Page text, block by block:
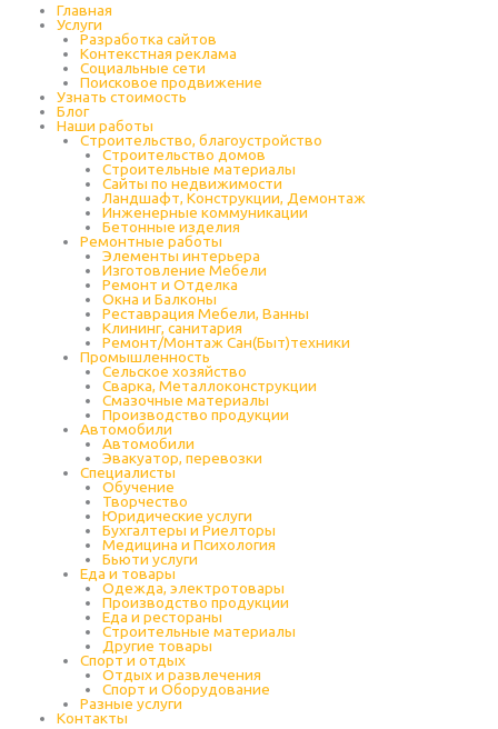
Главная
Услуги
Разработка сайтов
Контекстная реклама
Социальные сети
Поисковое продвижение
Узнать стоимость
Блог
Наши работы
Строительство, благоустройство
Строительство домов
Строительные материалы
Сайты по недвижимости
Ландшафт, Конструкции, Демонтаж
Инженерные коммуникации
Бетонные изделия
Ремонтные работы
Элементы интерьера
Изготовление Мебели
Ремонт и Отделка
Окна и Балконы
Реставрация Мебели, Ванны
Клининг, санитария
Ремонт/Монтаж Сан(Быт)техники
Промышленность
Cельское хозяйство
Сварка, Металлоконструкции
Cмазочные материалы
Производство продукции
Автомобили
Автомобили
Эвакуатор, перевозки
Специалисты
Обучение
Творчество
Юридические услуги
Бухгалтеры и Риелторы
Медицина и Психология
Бьюти услуги
Еда и товары
Одежда, электротовары
Производство продукции
Еда и рестораны
Строительные материалы
Другие товары
Спорт и отдых
Отдых и развлечения
Спорт и Оборудование
Разные услуги
Контакты